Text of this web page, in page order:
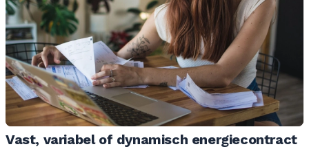
Vast, variabel of dynamisch energiecontract